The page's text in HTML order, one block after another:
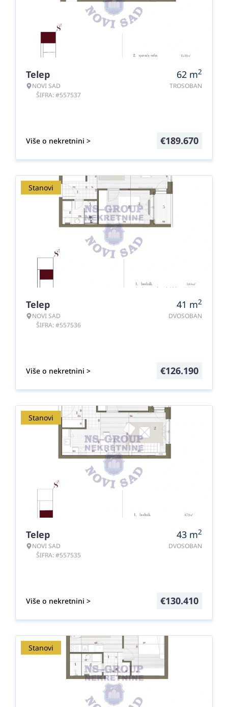
Telep
NOVI SAD
ŠIFRA: #557537
62 m2
TROSOBAN
Više o nekretnini > €189.670
Stanovi
Telep
NOVI SAD
ŠIFRA: #557536
41 m2
DVOSOBAN
Više o nekretnini > €126.190
Stanovi
Telep
NOVI SAD
ŠIFRA: #557535
43 m2
DVOSOBAN
Više o nekretnini > €130.410
Stanovi